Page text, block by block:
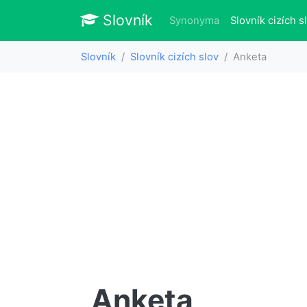
Slovník Slovník
Synonyma Slovník cizích
Slovník Slovník cizích slov Anketa
Anketa